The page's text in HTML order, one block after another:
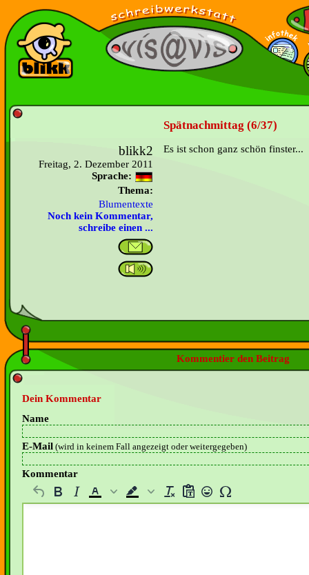
Spätnachmittag (6/37)
blikk2
Freitag, 2. Dezember 2011
Sprache:
Thema:
Blumentexte
Noch kein Kommentar,
schreibe einen ...
Es ist schon ganz schön finster...
Kommentier den Beitrag
Dein Kommentar
Name
E-Mail (wird in keinem Fall angezeigt oder weitergegeben)
Kommentar